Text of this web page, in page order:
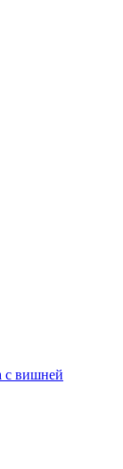
с вишней